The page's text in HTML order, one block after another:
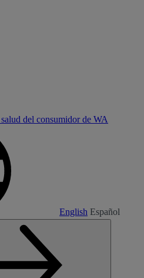
del consumidor de WA
English Español